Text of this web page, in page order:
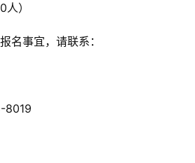
）
名事宜，请联系：
8019